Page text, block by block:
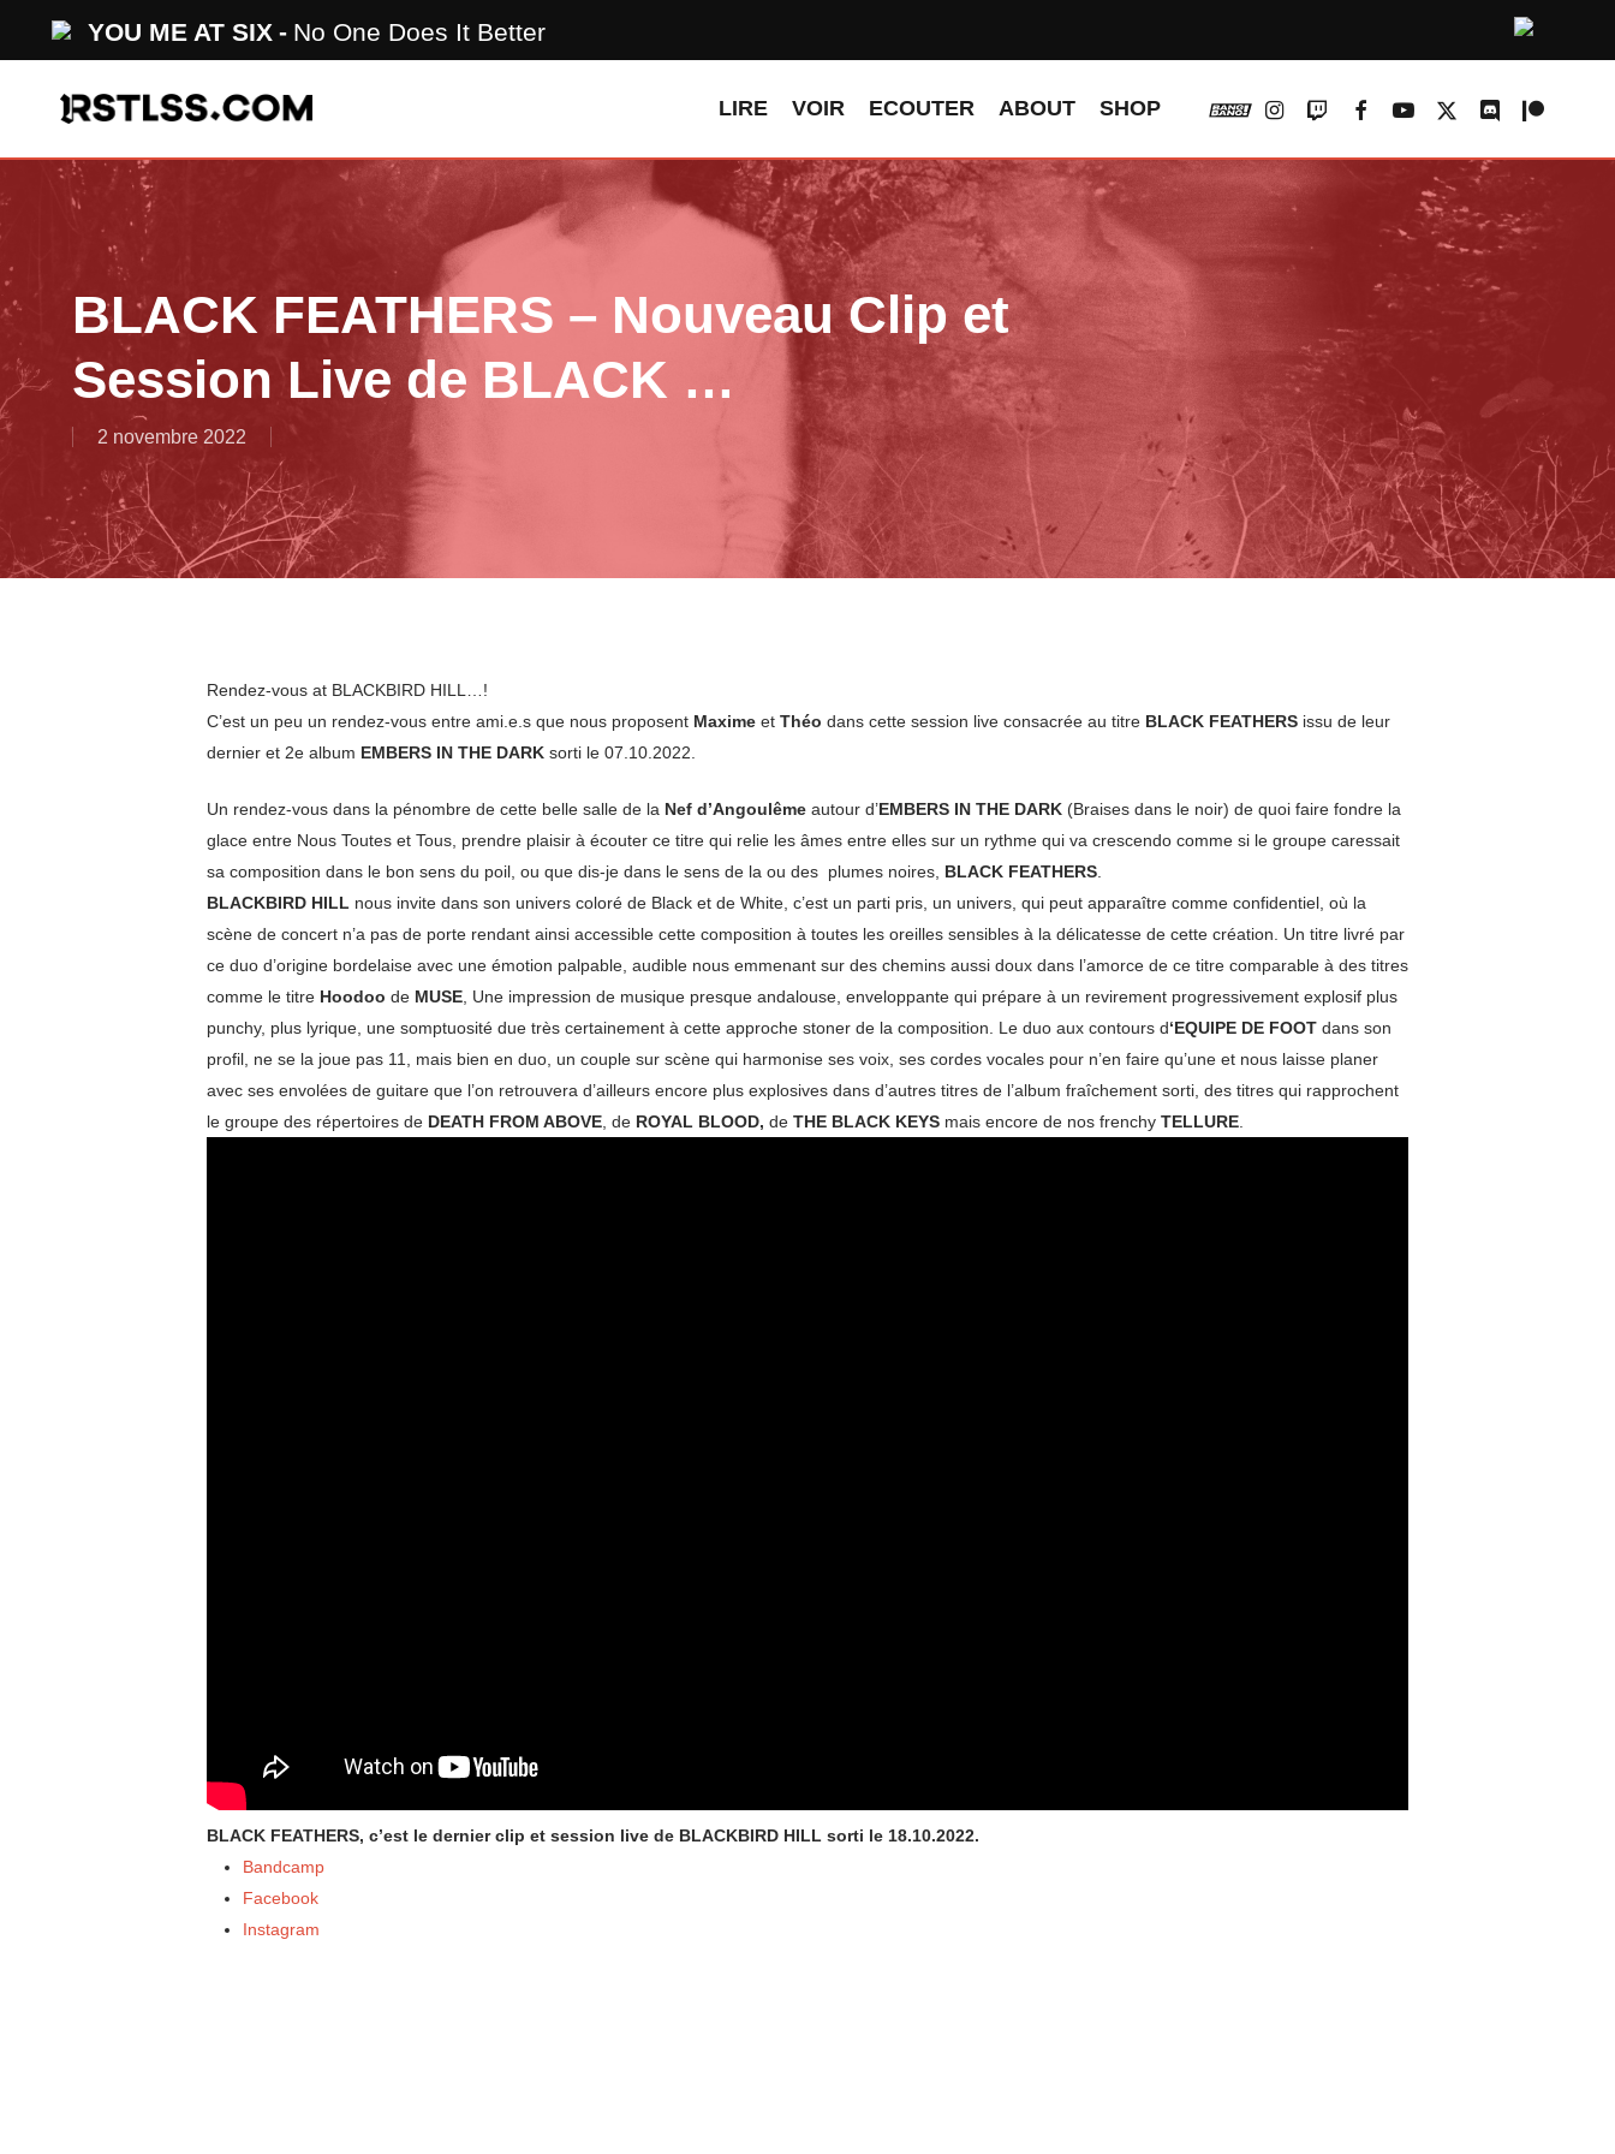
YOU ME AT SIX No One Does It Better
LIRE VOIR ECOUTER ABOUT SHOP vk instagram
twitchfacebookyoutube
x-
discordpatreon
BLACK FEATHERS – Nouveau Clip et
Session Live de BLACK …
2 novembre 2022
Rendez-vous at BLACKBIRD HILL…!
C’est un peu un rendez-vous entre ami.e.s que nous proposent Maxime et Théo dans cette session live consacrée au titre BLACK FEATHERS issu de leur
dernier et 2e album EMBERS IN THE DARK sorti le 07.10.2022.
Un rendez-vous dans la pénombre de cette belle salle de la Nef d’Angoulême autour d’EMBERS IN THE DARK (Braises dans le noir) de quoi faire fondre la
glace entre Nous Toutes et Tous, prendre plaisir à écouter ce titre qui relie les âmes entre elles sur un rythme qui va crescendo comme si le groupe caressait
sa composition dans le bon sens du poil, ou que dis-je dans le sens de la ou des plumes noires, BLACK FEATHERS
BLACKBIRD HILL nous invite dans son univers coloré de Black et de White, c’est un parti pris, un univers, qui peut apparaître comme confidentiel, où la
scène de concert n’a pas de porte rendant ainsi accessible cette composition à toutes les oreilles sensibles à la délicatesse de cette création. Un titre livré par
ce duo d’origine bordelaise avec une émotion palpable, audible nous emmenant sur des chemins aussi doux dans l’amorce de ce titre comparable à des titres
comme le titre Hoodoo de MUSE , Une impression de musique presque andalouse, enveloppante qui prépare à un revirement progressivement explosif plus
punchy, plus lyrique, une somptuosité due très certainement à cette approche stoner de la composition. Le duo aux contours d‘EQUIPE DE FOOT dans son
profil, ne se la joue pas 11, mais bien en duo, un couple sur scène qui harmonise ses voix, ses cordes vocales pour n’en faire qu’une et nous laisse planer
avec ses envolées de guitare que l’on retrouvera d’ailleurs encore plus explosives dans d’autres titres de l’album fraîchement sorti, des titres qui rapprochent
le groupe des répertoires de DEATH FROM ABOVE , de ROYAL BLOOD, de THE BLACK KEYS mais encore de nos frenchy TELLURE
BLACK FEATHERS, c’est le dernier clip et session live de BLACKBIRD HILL sorti le 18.10.2022.
Bandcamp
Facebook
Instagram